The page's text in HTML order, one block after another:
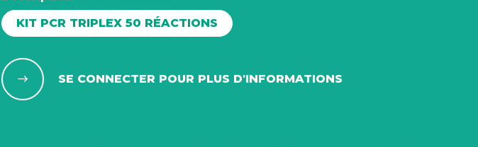
KIT PCR TRIPLEX 50 RÉACTIONS
SE CONNECTER POUR PLUS D'INFORMATIONS